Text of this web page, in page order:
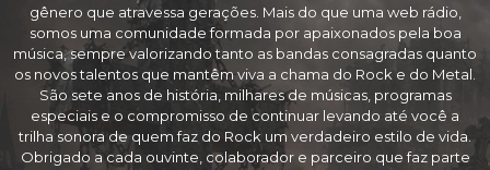
gênero que atravessa gerações. Mais do que uma web rádio,
somos uma comunidade formada por apaixonados pela boa
música, sempre valorizando tanto as bandas consagradas quanto
os novos talentos que mantêm viva a chama do Rock e do Metal.
São sete anos de história, milhares de músicas, programas
especiais e o compromisso de continuar levando até você a
trilha sonora de quem faz do Rock um verdadeiro estilo de vida.
Obrigado a cada ouvinte, colaborador e parceiro que faz parte